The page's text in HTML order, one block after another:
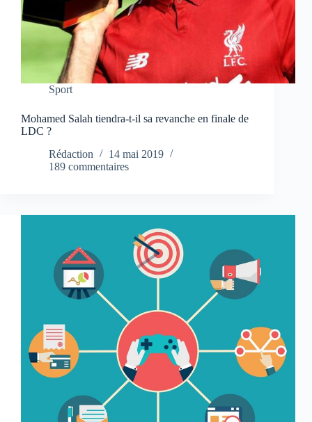
Sport
Mohamed Salah tiendra-t-il sa revanche en finale de
LDC ?
Rédaction
14 mai 2019
189 commentaires